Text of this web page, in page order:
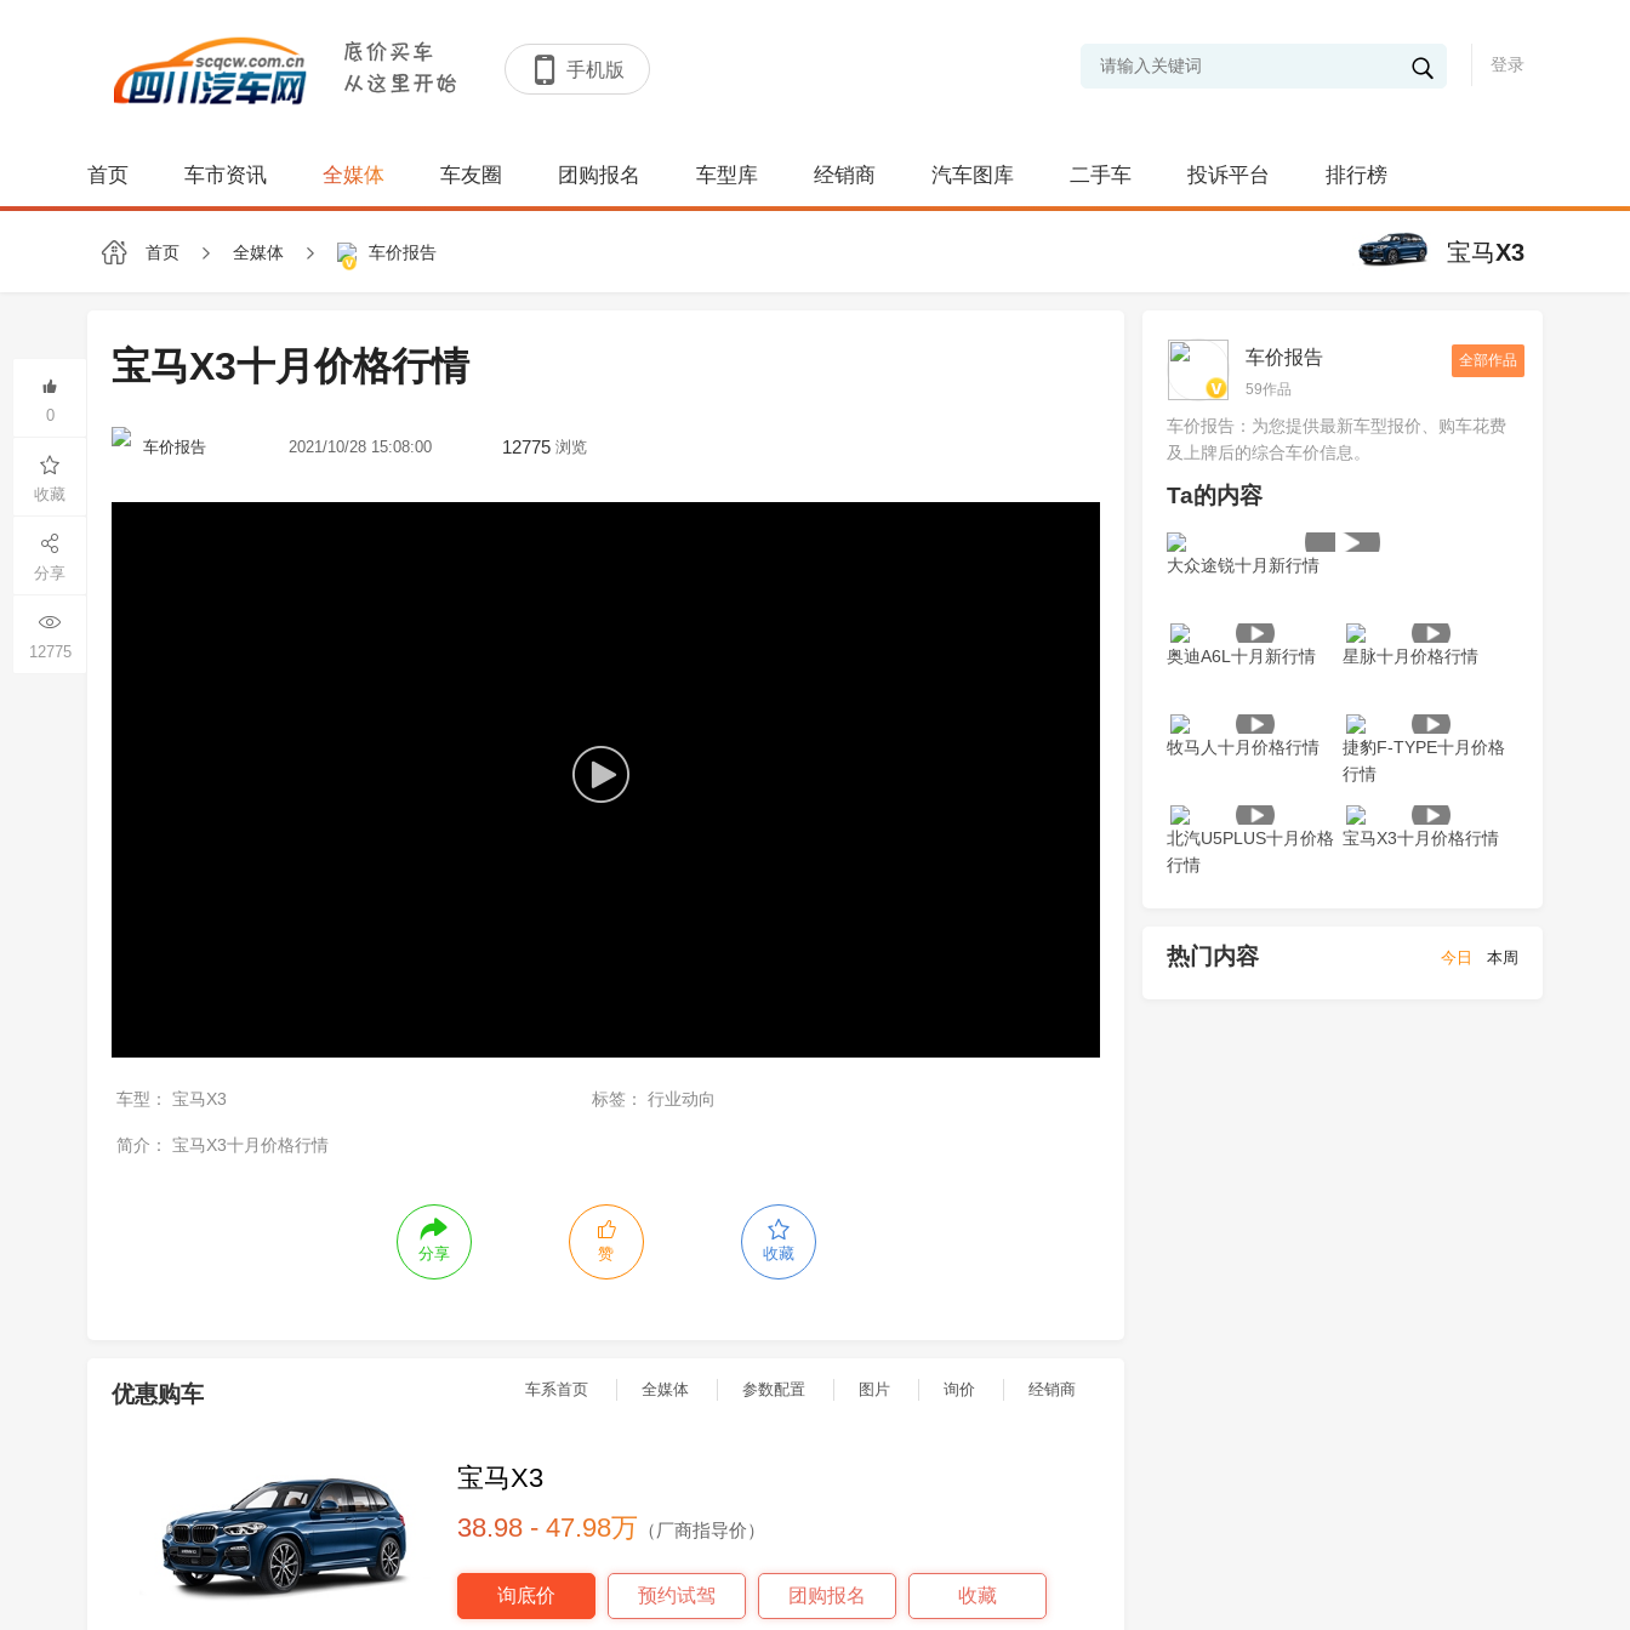
手机版 登录
首页 车市资讯 全媒体 车友圈 团购报名 车型库 经销商 汽车图库 二手车 投诉平台 排行榜
首页 全媒体 车价报告 宝马X3
宝马X3十月价格行情
车价报告 2021/10/28 15:08:00 12775 浏览
0
收藏
分享
12775
车型： 宝马X3 标签： 行业动向
简介： 宝马X3十月价格行情
分享 赞 收藏
优惠购车 车系首页 全媒体 参数配置 图片 询价 经销商
宝马X3
38.98 - 47.98万 （厂商指导价）
询底价 预约试驾 团购报名 收藏
车价报告
59作品
全部作品
车价报告：为您提供最新车型报价、购车花费
及上牌后的综合车价信息。
Ta的内容
大众途锐十月新行情
奥迪A6L十月新行情 星脉十月价格行情
牧马人十月价格行情
捷豹F-TYPE十月价格
行情
北汽U5PLUS十月价格
行情
宝马X3十月价格行情
热门内容 今日 本周